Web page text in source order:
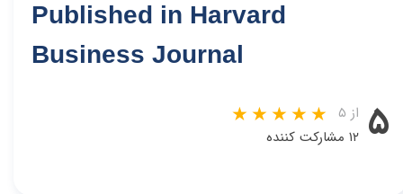
Published in Harvard
Business Journal
۵ از ۵
۱۲ مشارکت کننده